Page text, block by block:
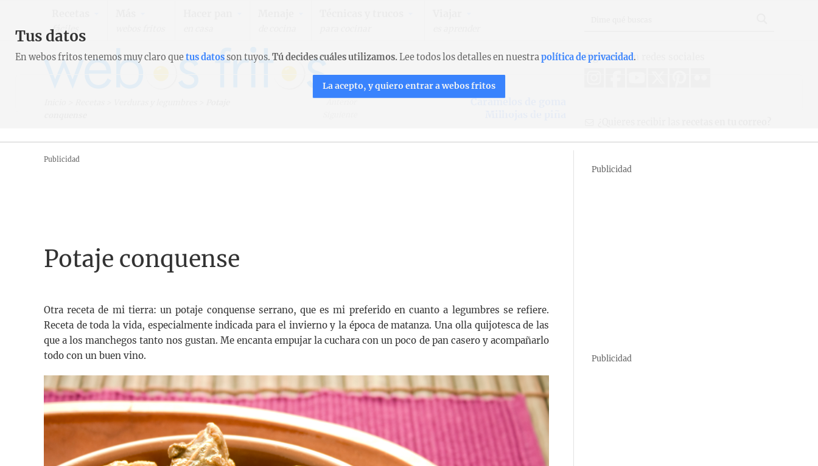
fáciles
Caramelos de goma
Síguenos en redes sociales
Publicidad
Potaje conquense
Otra receta de mi tierra: un potaje conquense serrano, que es mi preferido en cuanto a legumbres se refiere.
Receta de toda la vida, especialmente indicada para el invierno y la época de matanza. Una olla quijotesca de las
que a los manchegos tanto nos gustan. Me encanta empujar la cuchara con un poco de pan casero y acompañarlo
todo con un buen vino.
Publicidad
Publicidad
Tus datos
En webos fritos tenemos muy claro quetus datosson tuyos. Tú decides cuáles utilizamos.Lee todos los detalles en nuestrapolítica de privacidad.
La acepto, y quiero entrar a webos fritos